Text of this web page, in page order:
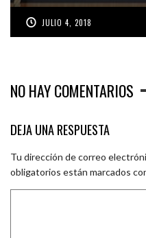
JULIO 4, 2018
NO HAY COMENTARIOS
DEJA UNA RESPUESTA
Tu dirección de correo
obligatorios están marcados